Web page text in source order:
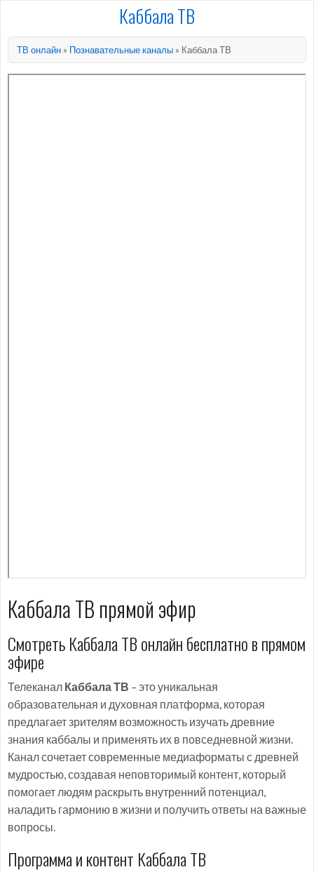
Каббала ТВ
ТВ онлайн » Познавательные каналы » Каббала ТВ
Каббала ТВ прямой эфир
Смотреть Каббала ТВ онлайн бесплатно в прямом
эфире
Телеканал Каббала ТВ – это уникальная
образовательная и духовная платформа, которая
предлагает зрителям возможность изучать древние
знания каббалы и применять их в повседневной жизни.
Канал сочетает современные медиаформаты с древней
мудростью, создавая неповторимый контент, который
помогает людям раскрыть внутренний потенциал,
наладить гармонию в жизни и получить ответы на важные
вопросы.
Программа и контент Каббала ТВ